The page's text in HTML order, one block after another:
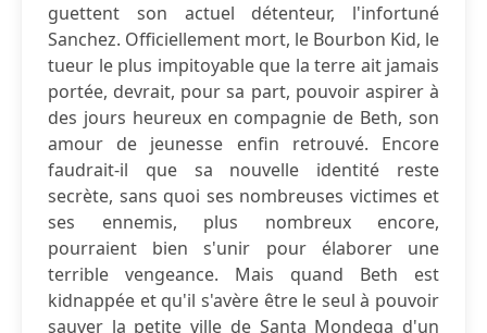
guettent son actuel détenteur, l'infortuné
Sanchez. Officiellement mort, le Bourbon Kid, le
tueur le plus impitoyable que la terre ait jamais
portée, devrait, pour sa part, pouvoir aspirer à
des jours heureux en compagnie de Beth, son
amour de jeunesse enfin retrouvé. Encore
faudrait-il que sa nouvelle identité reste
secrète, sans quoi ses nombreuses victimes et
ses ennemis, plus nombreux encore,
pourraient bien s'unir pour élaborer une
terrible vengeance. Mais quand Beth est
kidnappée et qu'il s'avère être le seul à pouvoir
sauver la petite ville de Santa Mondega d'un